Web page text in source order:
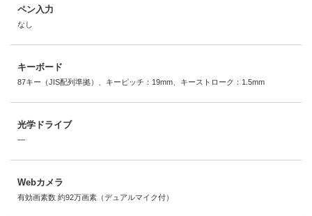
ペン入力
なし
キーボード
87キー（JIS配列準拠）、キーピッチ：19mm、キーストローク：1.5mm
光学ドライブ
―
Webカメラ
有効画素数 約92万画素（デュアルマイク付）